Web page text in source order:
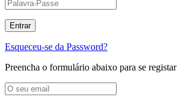
Esqueceu-se da Password?
Preencha o formulário abaixo para se registar